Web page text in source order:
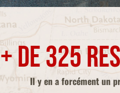
+ de 325
Il y en a forcément un